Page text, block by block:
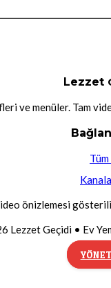
Lezzet
ve menüler. Tam
önizlemesi
Lezzet Geçidi • Ev